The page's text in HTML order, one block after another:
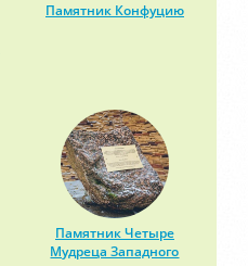
Памятник Конфуцию
Памятник Четыре
Мудреца Западного